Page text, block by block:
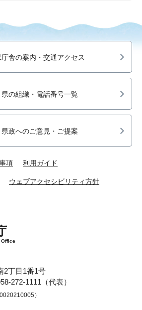
庁舎の案内・交通アクセス
県の組織・電話番号一覧
県政へのご意見・ご提案
項 利用ガイド
ウェブアクセシビリティ方針
Office
2丁目1番1号
272-1111（代表）
）